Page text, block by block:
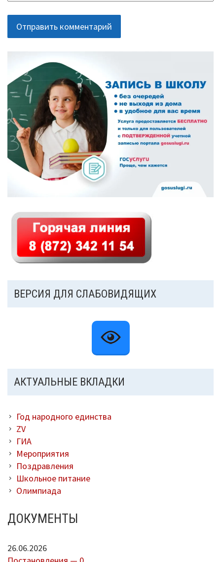
ОСНОВНАЯ
ПАНЕЛЬ
ВЕРСИЯ ДЛЯ СЛАБОВИДЯЩИХ
АКТУАЛЬНЫЕ ВКЛАДКИ
Год народного единства
ZV
ГИА
Мероприятия
Поздравления
Школьное питание
Олимпиада
ДОКУМЕНТЫ
26.06.2026